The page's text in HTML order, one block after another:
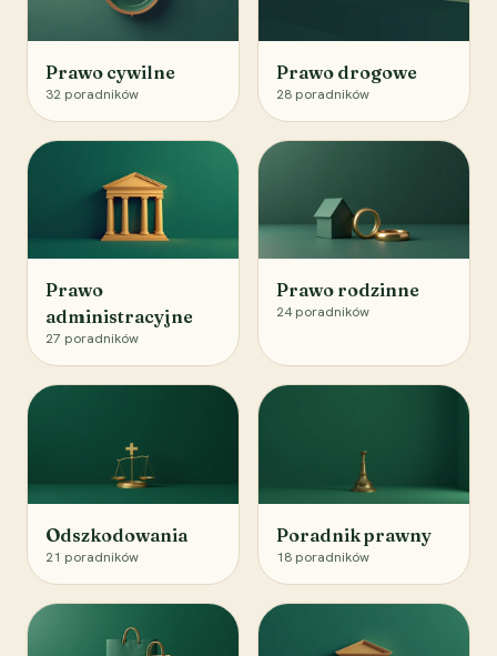
Prawo cywilne
32 poradników
Prawo drogowe
28 poradników
Prawo
administracyjne
27 poradników
Prawo rodzinne
24 poradników
Odszkodowania
21 poradników
Poradnik prawny
18 poradników